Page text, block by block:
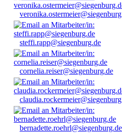
steffi.rapp@siegenburg.de
cornelia.reiser@siegenburg.de
bernadette.roehrl@siegenburg.de